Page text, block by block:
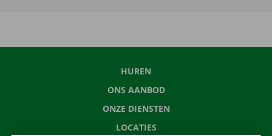
HUREN
ONS AANBOD
ONZE DIENSTEN
LOCATIES